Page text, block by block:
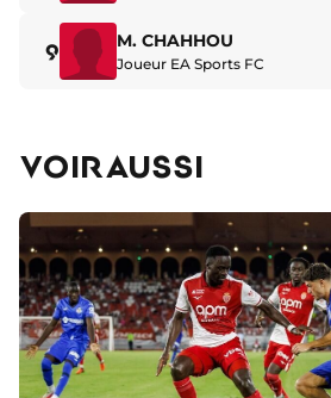
9 M. CHAHHOU
Joueur EA Sports FC
VOIR AUSSI